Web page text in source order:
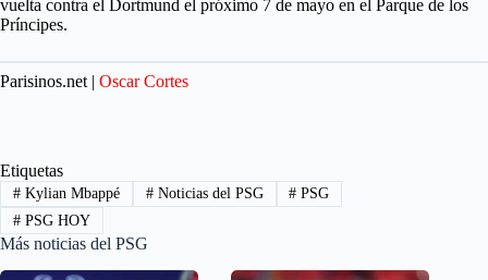
vuelta contra el Dortmund el próximo 7 de mayo en el Parque de los
Príncipes.
Parisinos.net | Oscar Cortes
Etiquetas
#Kylian Mbappé #Noticias del PSG # PSG
#PSG HOY
Más noticias del PSG